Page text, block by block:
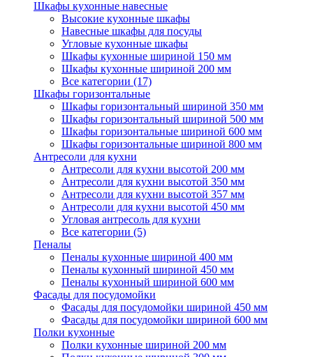
Шкафы кухонные навесные
Высокие кухонные шкафы
Навесные шкафы для посуды
Угловые кухонные шкафы
Шкафы кухонные шириной 150 мм
Шкафы кухонные шириной 200 мм
Все категории (17)
Шкафы горизонтальные
Шкафы горизонтальный шириной 350 мм
Шкафы горизонтальный шириной 500 мм
Шкафы горизонтальные шириной 600 мм
Шкафы горизонтальные шириной 800 мм
Антресоли для кухни
Антресоли для кухни высотой 200 мм
Антресоли для кухни высотой 350 мм
Антресоли для кухни высотой 357 мм
Антресоли для кухни высотой 450 мм
Угловая антресоль для кухни
Все категории (5)
Пеналы
Пеналы кухонные шириной 400 мм
Пеналы кухонный шириной 450 мм
Пеналы кухонный шириной 600 мм
Фасады для посудомойки
Фасады для посудомойки шириной 450 мм
Фасады для посудомойки шириной 600 мм
Полки кухонные
Полки кухонные шириной 200 мм